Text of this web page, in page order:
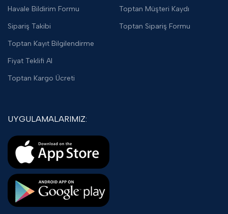
Havale Bildirim Formu
Sipariş Takibi
Toptan Kayıt Bilgilendirme
Fiyat Teklifi Al
Toptan Kargo Ücreti
Toptan Müşteri Kaydı
Toptan Sipariş Formu
UYGULAMALARIMIZ: